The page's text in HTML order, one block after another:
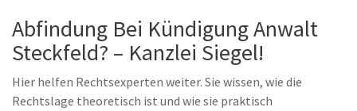
Abfindung Bei Kündigung Anwalt
Steckfeld? – Kanzlei Siegel!
Hier helfen Rechtsexperten weiter. Sie wissen, wie die
Rechtslage theoretisch ist und wie sie praktisch